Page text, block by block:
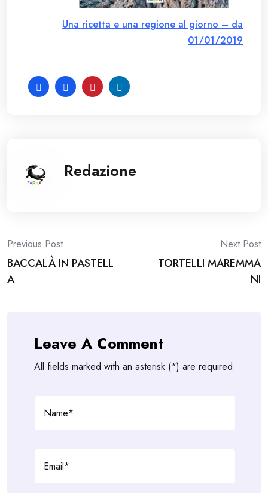
Una ricetta e una regione al giorno – da
01/01/2019
Redazione
Post
navigation
Previous Post
BACCALÀ IN PASTELL
A
Next Post
TORTELLI MAREMMA
NI
Leave A Comment
All fields marked with an asterisk (*) are required